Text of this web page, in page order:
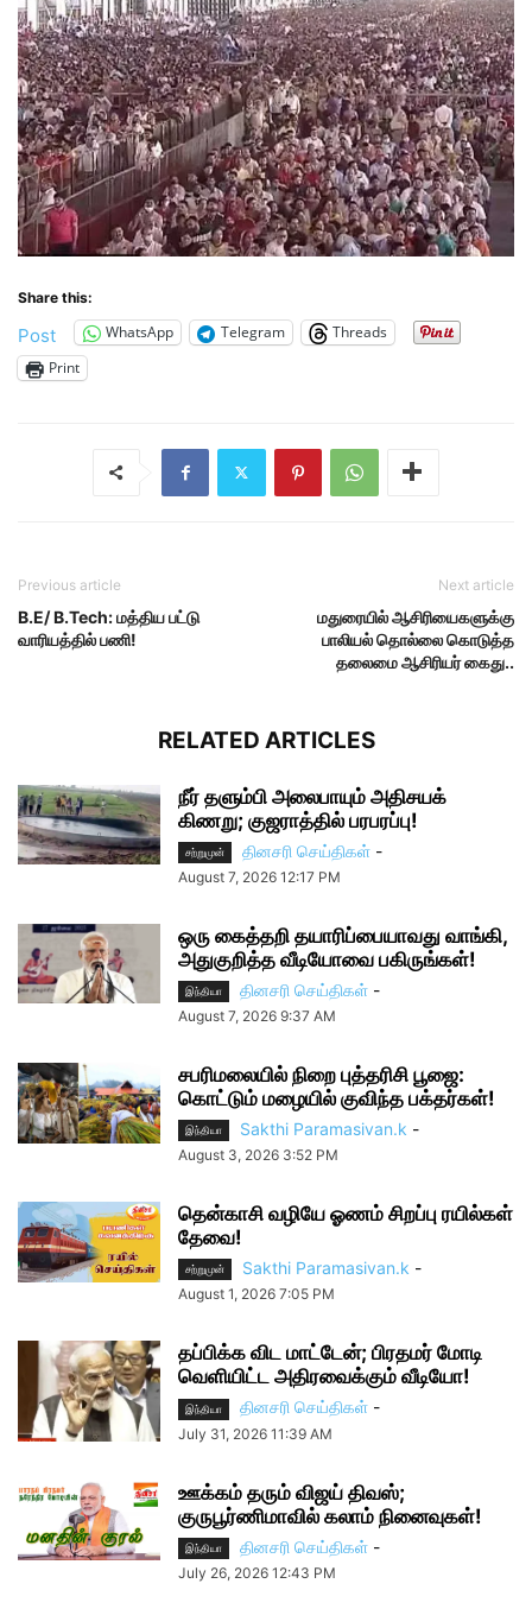
Share this:
Post WhatsApp Telegram
Threads
Print
Previous article
B.E/ B.Tech: மத்திய பட்டு
வாரியத்தில் பணி!
Next article
மதுரையில் ஆசிரியைகளுக்கு
பாலியல் தொல்லை கொடுத்த
தலைமை ஆசிரியர் கைது..
RELATED ARTICLES
நீர் தளும்பி அலைபாயும் அதிசயக்
கிணறு; குஜராத்தில் பரபரப்பு!
சற்றுமுன் தினசரி செய்திகள் -
August 7, 2026 12:17 PM
ஒரு கைத்தறி தயாரிப்பையாவது வாங்கி,
அதுகுறித்த வீடியோவை பகிருங்கள்!
இந்தியா தினசரி செய்திகள் -
August 7, 2026 9:37 AM
சபரிமலையில் நிறை புத்தரிசி பூஜை:
கொட்டும் மழையில் குவிந்த பக்தர்கள்!
இந்தியா Sakthi Paramasivan.k -
August 3, 2026 3:52 PM
தென்காசி வழியே ஓணம் சிறப்பு ரயில்கள்
தேவை!
சற்றுமுன் Sakthi Paramasivan.k -
August 1, 2026 7:05 PM
தப்பிக்க விட மாட்டேன்; பிரதமர் மோடி
வெளியிட்ட அதிரவைக்கும் வீடியோ!
இந்தியா தினசரி செய்திகள் -
July 31, 2026 11:39 AM
ஊக்கம் தரும் விஜய் திவஸ்;
குருபூர்ணிமாவில் கலாம் நினைவுகள்!
இந்தியா தினசரி செய்திகள் -
July 26, 2026 12:43 PM